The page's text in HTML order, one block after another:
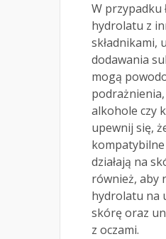
W przypadku
hydrolatu z
składnikami,
dodawania
mogą
alkohole czy
upewnij się,
działają na
również, aby
hydrolatu na
skórę oraz
z oczami.